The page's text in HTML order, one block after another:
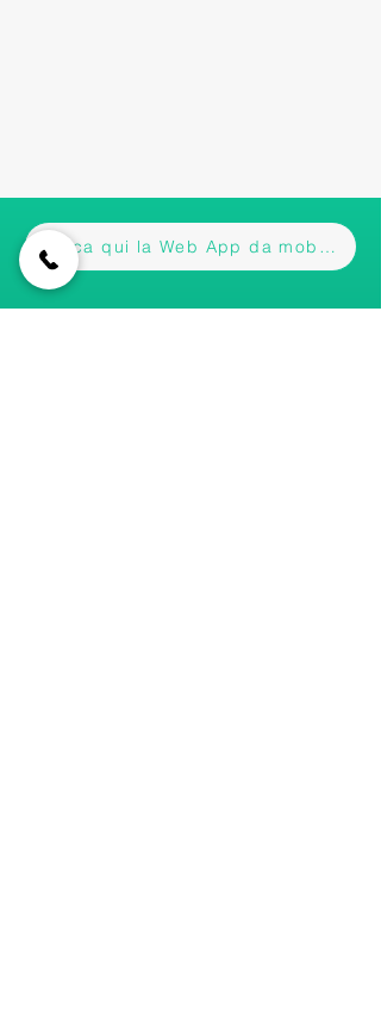
Scarica qui la Web App da mobile